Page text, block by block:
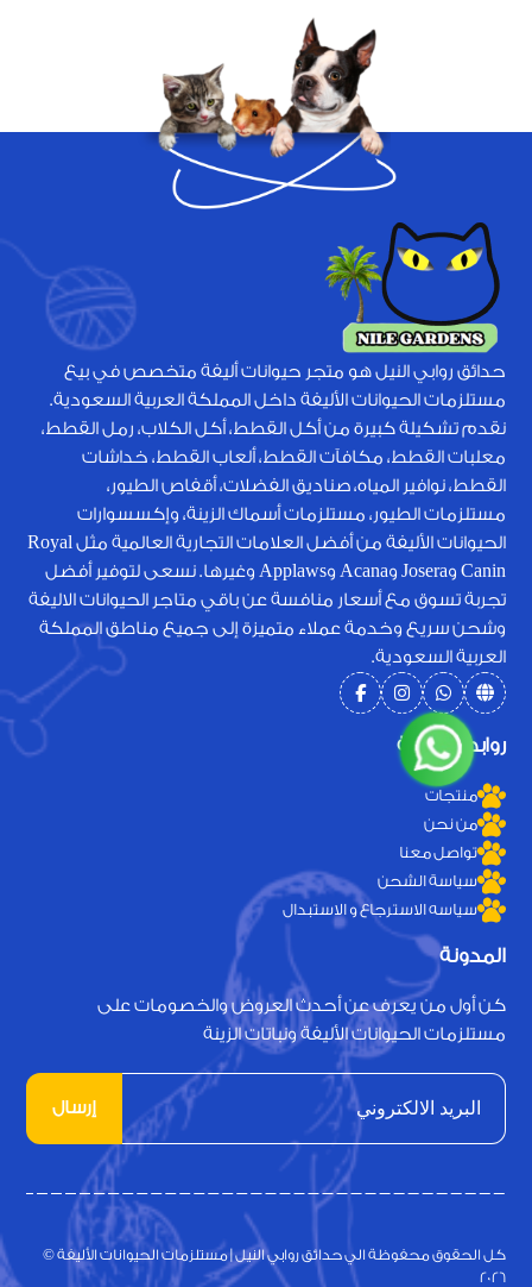
حدائق روابي النيل هو متجر حيوانات أليفة متخصص في بيع
مستلزمات الحيوانات الأليفة داخل المملكة العربية السعودية.
نقدم تشكيلة كبيرة من أكل القطط، أكل الكلاب، رمل القطط،
معلبات القطط، مكافآت القطط، ألعاب القطط، خداشات
القطط، نوافير المياه، صناديق الفضلات، أقفاص الطيور،
مستلزمات الطيور، مستلزمات أسماك الزينة، وإكسسوارات
الحيوانات الأليفة من أفضل العلامات التجارية العالمية مثل Royal
Canin وJosera وAcana وApplaws وغيرها. نسعى لتوفير أفضل
تجربة تسوق مع أسعار منافسة عن باقي متاجر الحيوانات الاليفة
وشحن سريع وخدمة عملاء متميزة إلى جميع مناطق المملكة
العربية السعودية.
روابط سريعة
منتجات
من نحن
تواصل معنا
سياسة الشحن
سياسه الاسترجاع و الاستبدال
المدونة
كن أول من يعرف عن أحدث العروض والخصومات على
مستلزمات الحيوانات الأليفة ونباتات الزينة
إرسال
كل الحقوق محفوظة الي حدائق روابي النيل | مستلزمات الحيوانات الأليفة ©
2026